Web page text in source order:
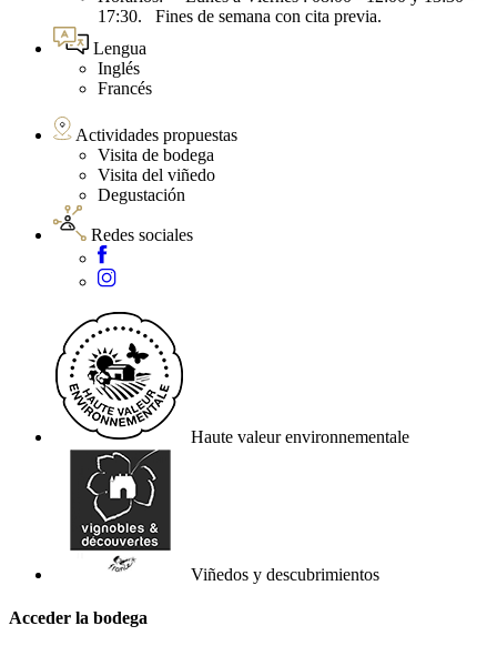
17:30. Fines de semana con cita previa.
Lengua
Inglés
Francés
Actividades propuestas
Visita de bodega
Visita del viñedo
Degustación
Redes sociales
Haute valeur environnementale
Viñedos y descubrimientos
Acceder la bodega